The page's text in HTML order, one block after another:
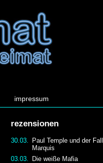
impressum
rezensionen
30.03.
Paul Temple und der Fall
Marquis
03.03.
Die weiße Mafia